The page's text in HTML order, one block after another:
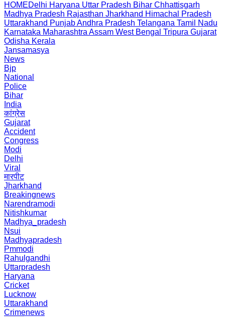
HOMEDelhi Haryana Uttar Pradesh Bihar Chhattisgarh
Madhya Pradesh Rajasthan Jharkhand Himachal Pradesh
Uttarakhand PunjabAndhra Pradesh Telangana Tamil Nadu
Karnataka Maharashtra Assam West Bengal Tripura Gujarat
Odisha Kerala
Jansamasya
News
Bjp
National
Police
Bihar
India
कांग्रेस
Gujarat
Accident
Congress
Modi
Delhi
Viral
मारपीट
Jharkhand
Breakingnews
Narendramodi
Nitishkumar
Madhya_pradesh
Nsui
Madhyapradesh
Pmmodi
Rahulgandhi
Uttarpradesh
Haryana
Cricket
Lucknow
Uttarakhand
Crimenews